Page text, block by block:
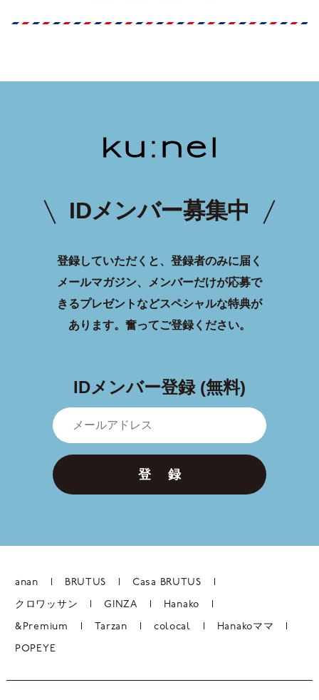
IDメンバー募集中
登録していただくと、登録者のみに届く
メールマガジン、メンバーだけが応募で
きるプレゼントなどスペシャルな特典が
あります。 奮ってご登録ください。
IDメンバー登録 (無料)
登 録
anan BRUTUS Casa BRUTUS
クロワッサン GINZA Hanako
&Premium Tarzan colocal Hanakoママ
POPEYE